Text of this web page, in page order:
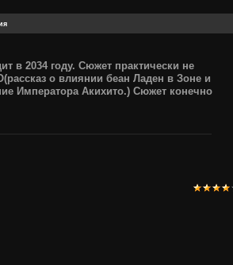
в 2034 году. Сюжет практически не
о влиянии беан Ладен в Зоне и
Императора Акихито.) Сюжет конечно